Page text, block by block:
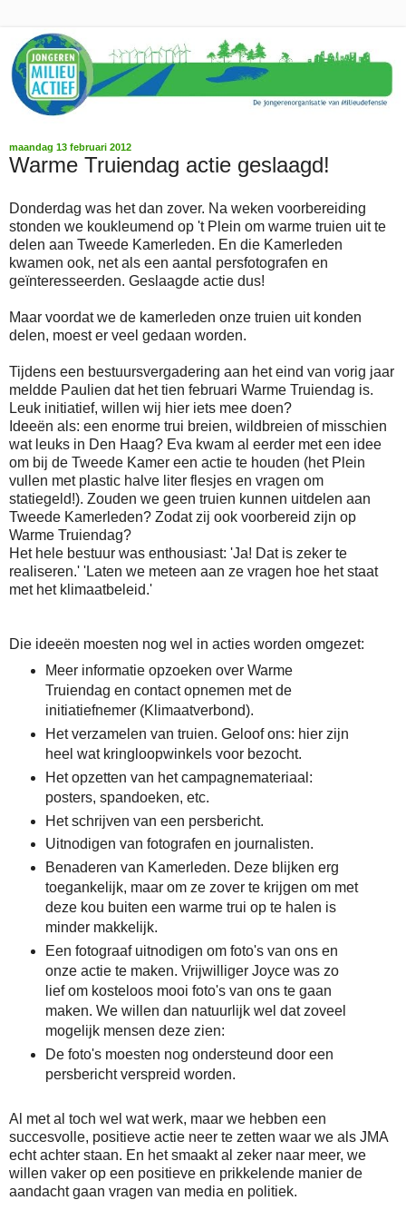
maandag 13 februari 2012
Warme Truiendag actie geslaagd!
Donderdag was het dan zover. Na weken voorbereiding
stonden we koukleumend op 't Plein om warme truien uit te
delen aan Tweede Kamerleden. En die Kamerleden
kwamen ook, net als een aantal persfotografen en
geïnteresseerden. Geslaagde actie dus!
Maar voordat we de kamerleden onze truien uit konden
delen, moest er veel gedaan worden.
Tijdens een bestuursvergadering aan het eind van vorig jaar
meldde Paulien dat het tien februari Warme Truiendag is.
Leuk initiatief, willen wij hier iets mee doen?
Ideeën als: een enorme trui breien, wildbreien of misschien
wat leuks in Den Haag? Eva kwam al eerder met een idee
om bij de Tweede Kamer een actie te houden (het Plein
vullen met plastic halve liter flesjes en vragen om
statiegeld!). Zouden we geen truien kunnen uitdelen aan
Tweede Kamerleden? Zodat zij ook voorbereid zijn op
Warme Truiendag?
Het hele bestuur was enthousiast: 'Ja! Dat is zeker te
realiseren.' 'Laten we meteen aan ze vragen hoe het staat
met het klimaatbeleid.'
Die ideeën moesten nog wel in acties worden omgezet:
Meer informatie opzoeken over Warme
Truiendag en contact opnemen met de
initiatiefnemer (Klimaatverbond).
Het verzamelen van truien. Geloof ons: hier zijn
heel wat kringloopwinkels voor bezocht.
Het opzetten van het campagnemateriaal:
posters, spandoeken, etc.
Het schrijven van een persbericht.
Uitnodigen van fotografen en journalisten.
Benaderen van Kamerleden. Deze blijken erg
toegankelijk, maar om ze zover te krijgen om met
deze kou buiten een warme trui op te halen is
minder makkelijk.
Een fotograaf uitnodigen om foto's van ons en
onze actie te maken. Vrijwilliger Joyce was zo
lief om kosteloos mooi foto's van ons te gaan
maken. We willen dan natuurlijk wel dat zoveel
mogelijk mensen deze zien:
De foto's moesten nog ondersteund door een
persbericht verspreid worden.
Al met al toch wel wat werk, maar we hebben een
succesvolle, positieve actie neer te zetten waar we als JMA
echt achter staan. En het smaakt al zeker naar meer, we
willen vaker op een positieve en prikkelende manier de
aandacht gaan vragen van media en politiek.